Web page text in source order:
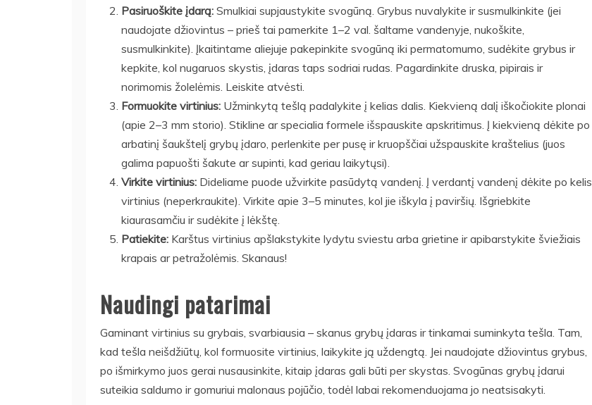
Pasiruoškite įdarą: Smulkiai supjaustykite svogūną. Grybus nuvalykite ir susmulkinkite (jei
naudojate džiovintus – prieš tai pamerkite 1–2 val. šaltame vandenyje, nukoškite,
susmulkinkite). Įkaitintame aliejuje pakepinkite svogūną iki permatomumo, sudėkite grybus ir
kepkite, kol nugaruos skystis, įdaras taps sodriai rudas. Pagardinkite druska, pipirais ir
norimomis žolelėmis. Leiskite atvėsti.
Formuokite virtinius: Užminkytą tešlą padalykite į kelias dalis. Kiekvieną dalį iškočiokite plonai
(apie 2–3 mm storio). Stikline ar specialia formele išspauskite apskritimus. Į kiekvieną dėkite po
arbatinį šaukštelį grybų įdaro, perlenkite per pusę ir kruopščiai užspauskite kraštelius (juos
galima papuošti šakute ar supinti, kad geriau laikytųsi).
Virkite virtinius: Dideliame puode užvirkite pasūdytą vandenį. Į verdantį vandenį dėkite po kelis
virtinius (neperkraukite). Virkite apie 3–5 minutes, kol jie iškyla į paviršių. Išgriebkite
kiaurasamčiu ir sudėkite į lėkštę.
Patiekite: Karštus virtinius apšlakstykite lydytu sviestu arba grietine ir apibarstykite šviežiais
krapais ar petražolėmis. Skanaus!
Naudingi patarimai
Gaminant virtinius su grybais, svarbiausia – skanus grybų įdaras ir tinkamai suminkyta tešla. Tam,
kad tešla neišdžiūtų, kol formuosite virtinius, laikykite ją uždengtą. Jei naudojate džiovintus grybus,
po išmirkymo juos gerai nusausinkite, kitaip įdaras gali būti per skystas. Svogūnas grybų įdarui
suteikia saldumo ir gomuriui malonaus pojūčio, todėl labai rekomenduojama jo neatsisakyti.